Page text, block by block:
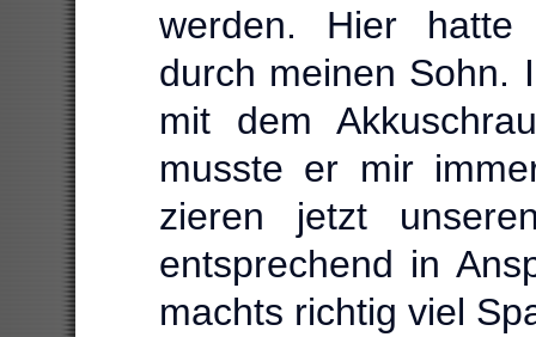
werden. Hier hatte
durch meinen Sohn.
mit dem
musste er mir
zieren jetzt
entsprechend in
machts richtig viel